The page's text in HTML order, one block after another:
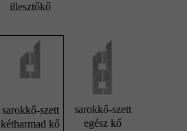
illesztőkő
sarokkő-szett
kétharmad kő
sarokkő-szett
egész kő